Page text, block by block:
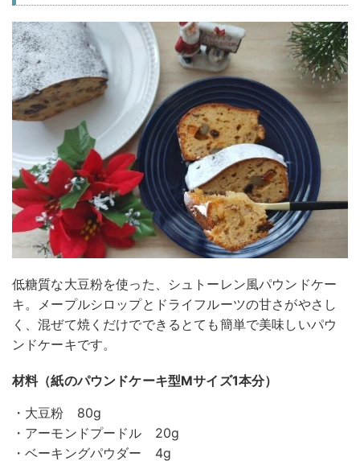
低糖質な大豆粉を使った、シュトーレン風パウンドケー
キ。メープルシロップとドライフルーツの甘さがやさし
く、混ぜて焼くだけでできるとても簡単で美味しいパウ
ンドケーキです。
材料（紙のパウンドケーキ型Mサイズ1本分）
・大豆粉 80g
・アーモンドプードル 20g
・ベーキングパウダー 4g